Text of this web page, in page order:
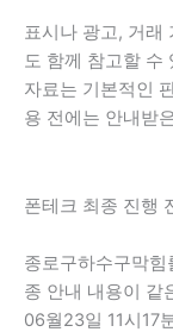
표시나 광고, 거래
도 함께 참고할 수
자료는 기본적인
용 전에는 안내받
폰테크 최종 진행
종로구하수구막
종 안내 내용이 같
06월23일 11시17